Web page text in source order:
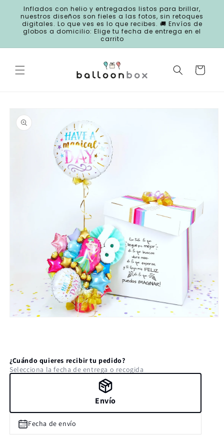
directamente
al contenido
Inflados con helio y entregados listos para brillar,
nuestros diseños son fieles a las fotos, sin retoques
digitales. Lo que ves es lo que recibes. 🚚 Envíos de
globos a domicilio: Elige tu fecha de entrega en el
carrito
Carrito
a la
información
una
ventana
modal
¿Cuándo quieres recibir tu pedido?
Selecciona la fecha de entrega o recogida
Envío
Fecha de envío